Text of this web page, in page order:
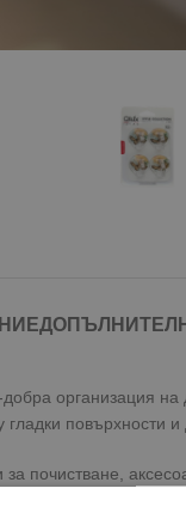
организация
почистване,
плотове,